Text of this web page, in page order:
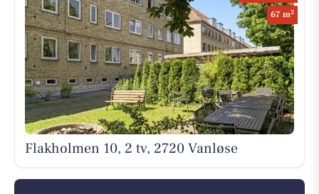
67 m2
Flakholmen 10, 2 tv, 2720 Vanløse